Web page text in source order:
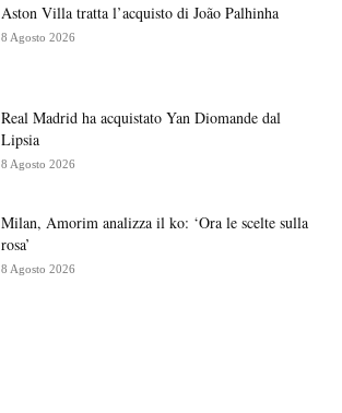
Aston Villa tratta l’acquisto di João Palhinha
8 Agosto 2026
Real Madrid ha acquistato Yan Diomande dal
Lipsia
8 Agosto 2026
Milan, Amorim analizza il ko: ‘Ora le scelte sulla
rosa’
8 Agosto 2026